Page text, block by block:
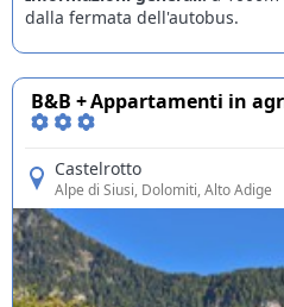
dalla fermata dell'autobus.
B&B + Appartamenti in
Castelrotto
Alpe di Siusi, Dolomiti, Alto Adige